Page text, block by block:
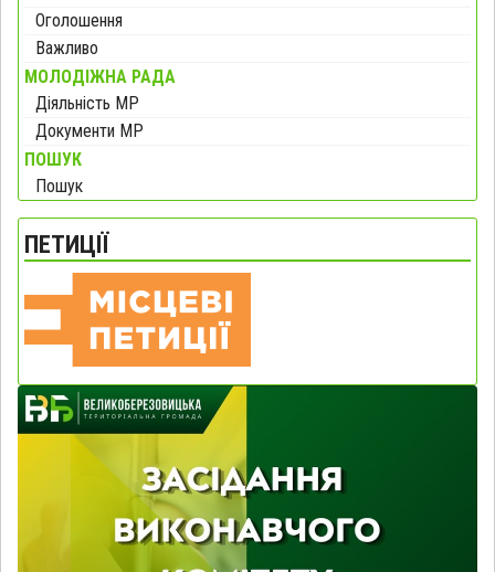
Оголошення
Важливо
МОЛОДІЖНА РАДА
Діяльність МР
Документи МР
ПОШУК
Пошук
ПЕТИЦІЇ